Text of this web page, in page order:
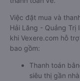
Việc đặt mua và
Hải Lăng - Quảng Trị
khi Vexere.com hỗ
bao gồm:
Thanh toán
siêu thị gần nhà.